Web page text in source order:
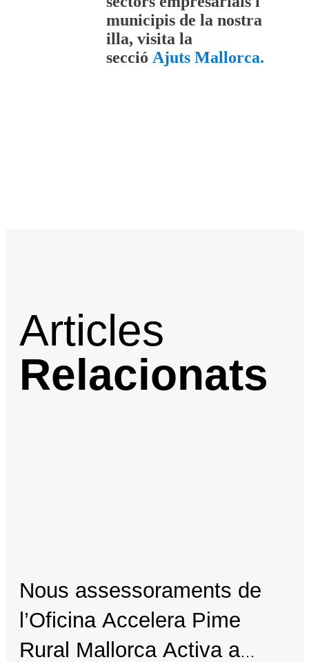
municipis de la nostra
illa, visita la
secció Ajuts Mallorca.
Articles
Relacionats
Nous assessoraments de
l’Oficina Accelera Pime
Rural Mallorca Activa a